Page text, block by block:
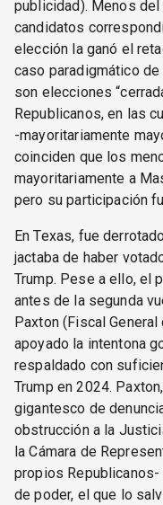
publicidad). Menos
candidatos
elección la ganó el
caso paradigmático
son elecciones
Republicanos, en las
-mayoritariamente
coinciden que los
mayoritariamente a
pero su participación
En Texas, fue
jactaba de haber
Trump. Pese a ello, el
antes de la segunda
Paxton (Fiscal
apoyado la intentona
respaldado con
Trump en 2024.
gigantesco de
obstrucción a la
la Cámara de
propios
de poder, el que lo